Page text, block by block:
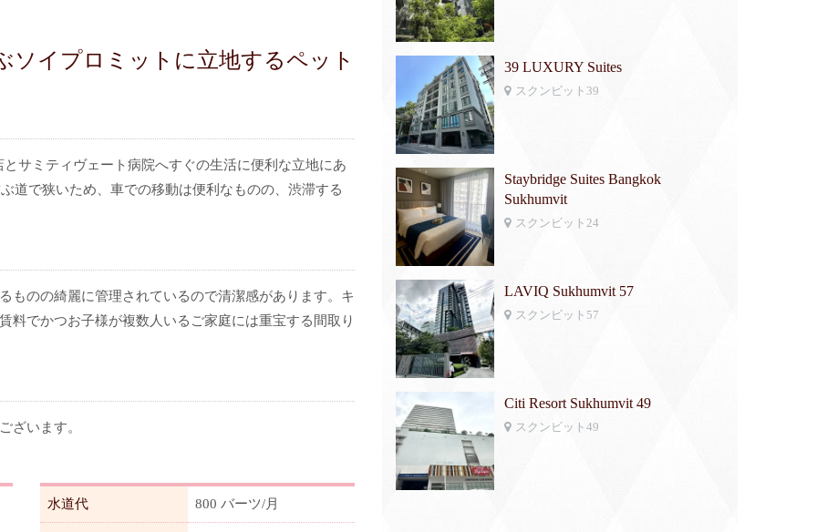
ソイプロミットに立地するペット
サミティヴェート病院へすぐの生活に便利な立地にあ
道で狭いため、車での移動は便利なものの、渋滞する
ものの綺麗に管理されているので清潔感があります。キ
料でかつお子様が複数人いるご家庭には重宝する間取り
ざいます。
水道代 800 バーツ/月
39 LUXURY Suites
スクンビット39
Staybridge Suites Bangkok
Sukhumvit
スクンビット24
LAVIQ Sukhumvit 57
スクンビット57
Citi Resort Sukhumvit 49
スクンビット49